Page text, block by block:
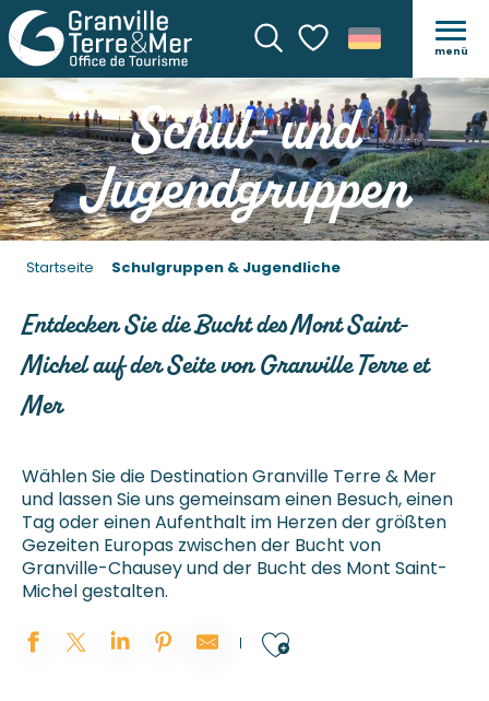
SucheVoir les favoris
menü
Schul- und
Jugendgruppen
Startseite Schulgruppen & Jugendliche
Entdecken Sie die Bucht des Mont Saint-
Michel auf der Seite von Granville Terre et
Mer
Wählen Sie die Destination Granville Terre & Mer
und lassen Sie uns gemeinsam einen Besuch, einen
Tag oder einen Aufenthalt im Herzen der größten
Gezeiten Europas zwischen der Bucht von
Granville-Chausey und der Bucht des Mont Saint-
Michel gestalten.
Ajouter aux